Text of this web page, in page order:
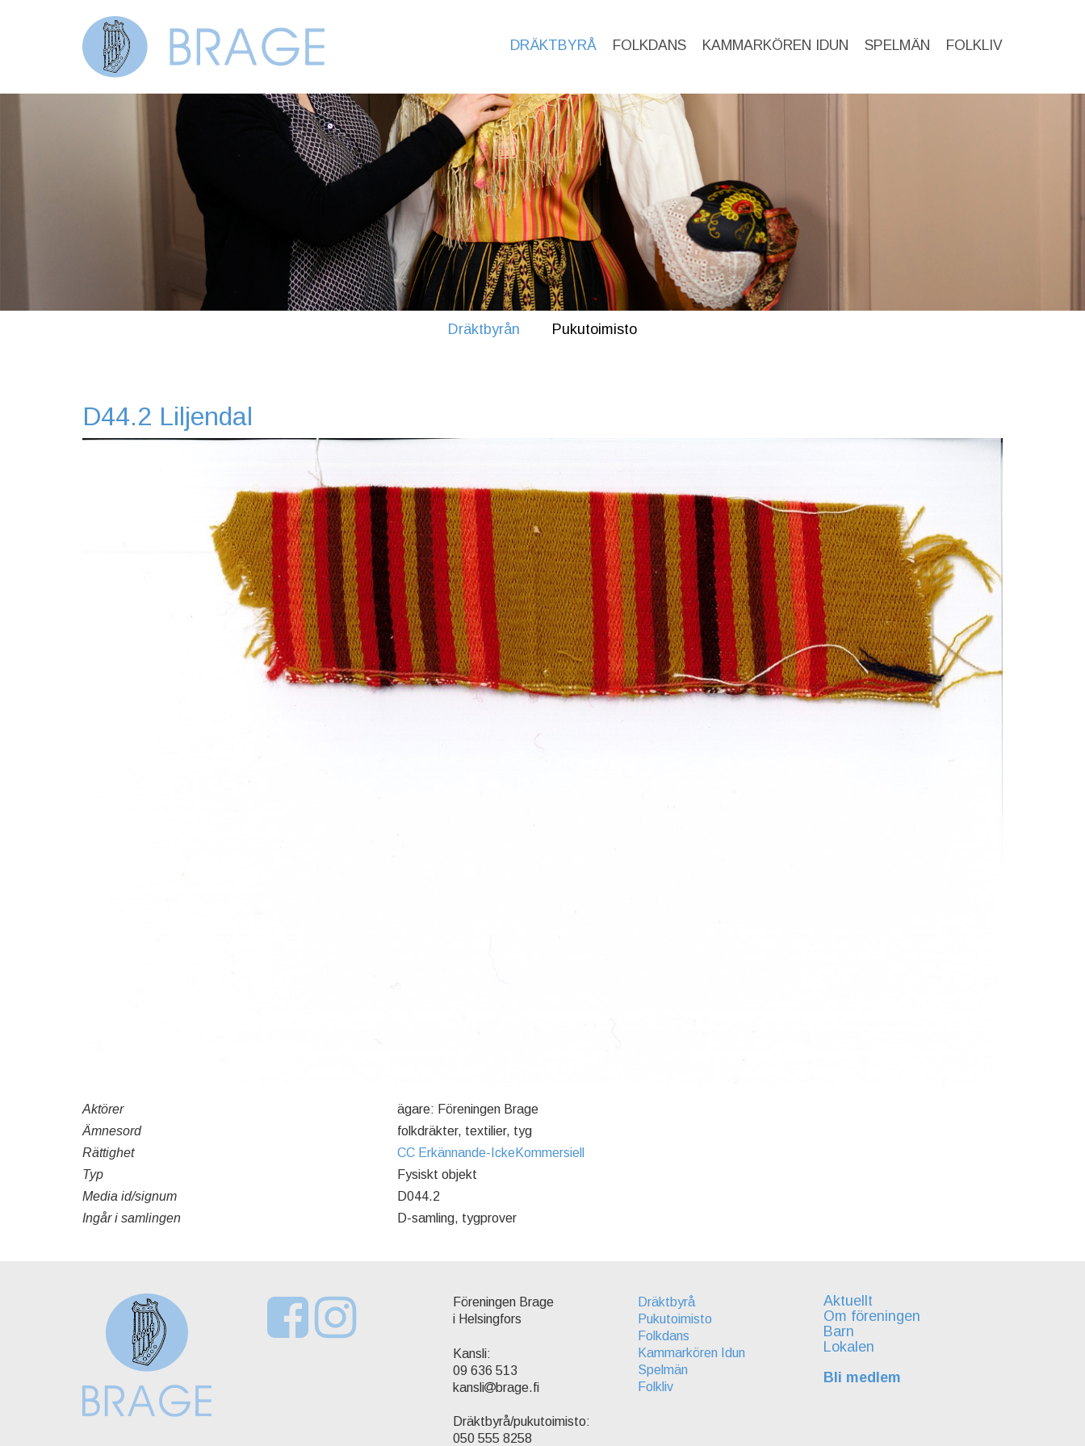
DRÄKTBYRÅ FOLKDANS KAMMARKÖREN IDUN SPELMÄN FOLKLIV
Dräktbyrån Pukutoimisto
D44.2 Liljendal
Aktörer
ägare: Föreningen Brage
Ämnesord
folkdräkter, textilier, tyg
Rättighet
CC Erkännande-IckeKommersiell
Typ
Fysiskt objekt
Media id/signum
D044.2
Ingår i samlingen
D-samling, tygprover
Föreningen Brage
i Helsingfors
Kansli:
09 636 513
kansli
brage.fi
Dräktbyrå/pukutoimisto:
050 555 8258
Dräktbyrå
Pukutoimisto
Folkdans
Kammarkören Idun
Spelmän
Folkliv
Aktuellt
Om föreningen
Barn
Lokalen
Bli medlem